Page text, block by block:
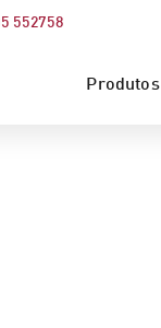
552758
Produtos